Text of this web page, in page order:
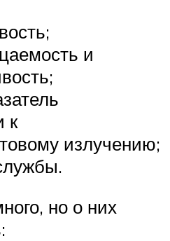
и
к
излучению;
но о них